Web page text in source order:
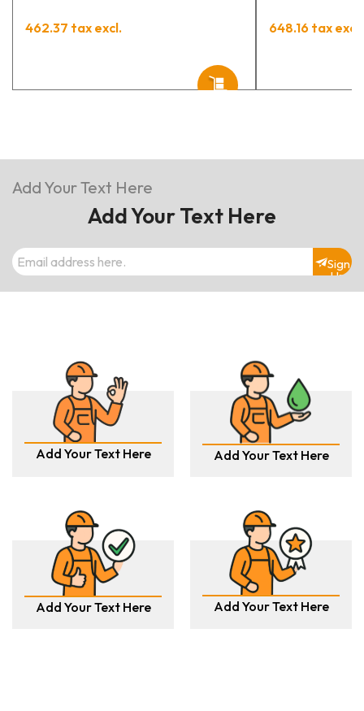
462.37 tax excl. 648.16 tax excl.
Add Your Text Here
Add Your Text Here
Sign
Up
Add Your Text Here Add Your Text Here
Add Your Text Here Add Your Text Here